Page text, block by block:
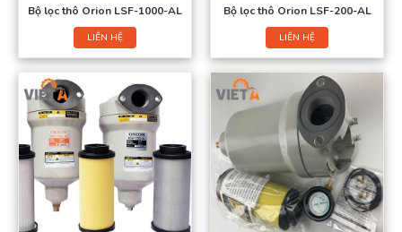
Bộ lọc thô Orion LSF-1000-AL
LIÊN HỆ
Bộ lọc thô Orion LSF-200-AL
LIÊN HỆ